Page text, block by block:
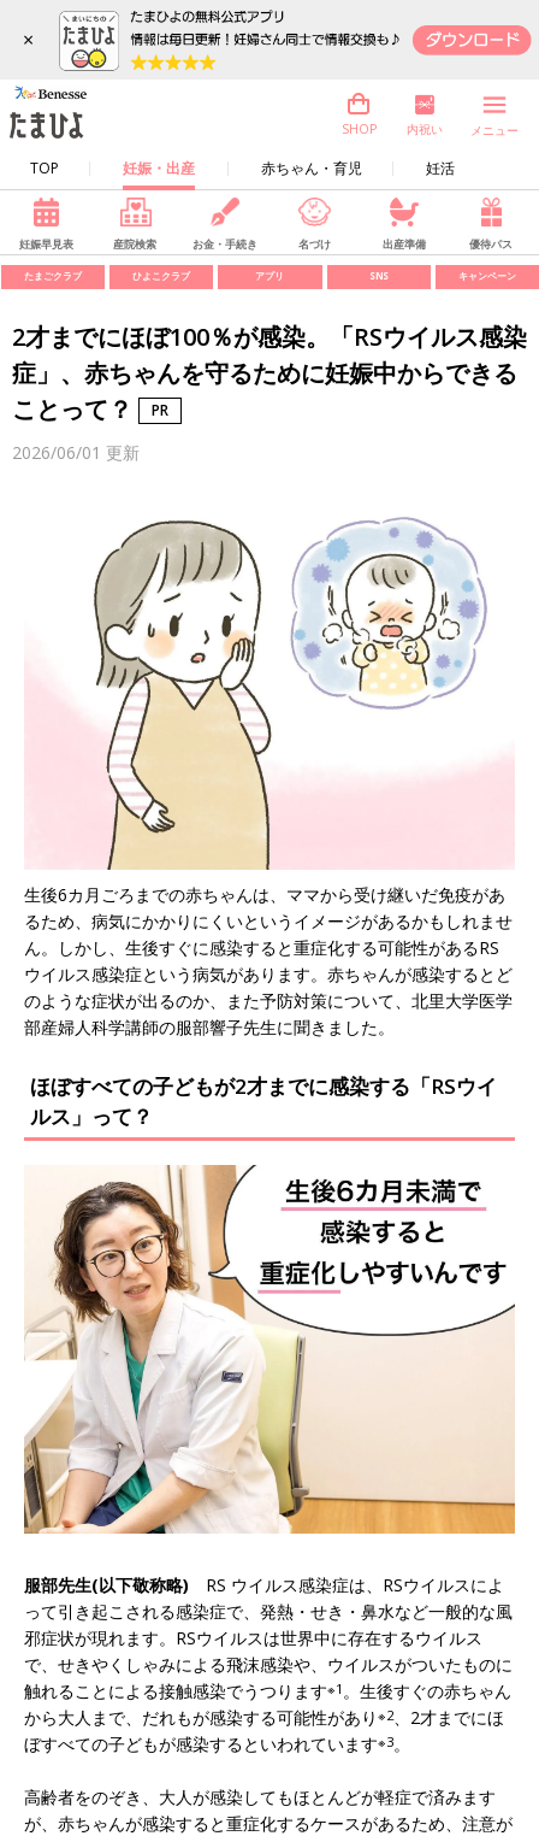
×
TOP 妊娠・出産 赤ちゃん・育児 妊活
SHOP 内祝い メニュー
妊娠早見表 産院検索 お金・手続き 名づけ 出産準備 優待パス
たまごクラブ ひよこクラブ アプリ SNS キャンペーン
2才までにほぼ100％が感染。「RSウイルス感染
症」、赤ちゃんを守るために妊娠中からできる
ことって？
2026/06/01 更新
生後6カ月ごろまでの赤ちゃんは、ママから受け継いだ免疫があ
るため、病気にかかりにくいというイメージがあるかもしれませ
ん。しかし、生後すぐに感染すると重症化する可能性があるRS
ウイルス感染症という病気があります。赤ちゃんが感染するとど
のような症状が出るのか、また予防対策について、北里大学医学
部産婦人科学講師の服部響子先生に聞きました。
ほぼすべての子どもが2才までに感染する「RSウイ
ルス」って？
服部先生(以下敬称略) RS ウイルス感染症は、RSウイルスによ
って引き起こされる感染症で、発熱・せき・鼻水など一般的な風
邪症状が現れます。RSウイルスは世界中に存在するウイルス
で、せきやくしゃみによる飛沫感染や、ウイルスがついたものに
触れることによる接触感染でうつります※1 。生後すぐの赤ちゃん
から大人まで、だれもが感染する可能性があり ※2、2才までにほ
ぼすべての子どもが感染するといわれています※3。
高齢者をのぞき、大人が感染してもほとんどが軽症で済みます
が、赤ちゃんが感染すると重症化するケースがあるため、注意が